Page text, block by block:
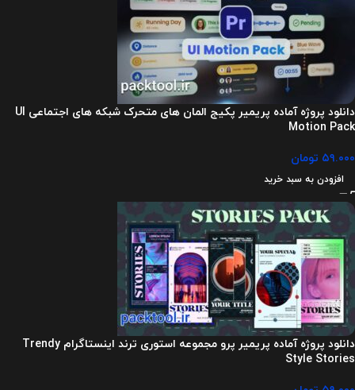
دانلود پروژه آماده پریمیر پکیج المان‌ های متحرک شبکه های اجتماعی UI
Motion Pack
۵۹.۰۰۰ تومان
افزودن به سبد خرید
دانلود پروژه آماده پریمیر پرو مجموعه استوری ترند اینستاگرام Trendy
Style Stories